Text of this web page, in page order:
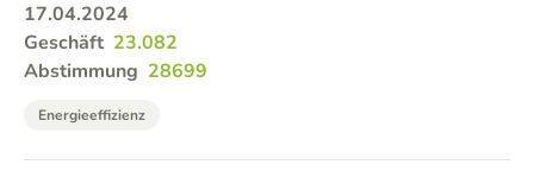
17.04.2024
Geschäft 23.082
Abstimmung 28699
Energieeffizienz